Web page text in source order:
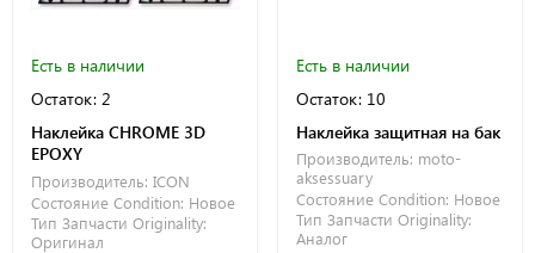
Есть в наличии
Остаток: 2
Наклейка CHROME 3D
EPOXY
Производитель: ICON
Состояние Condition: Новое
Тип Запчасти Originality:
Оригинал
Есть в наличии
Остаток: 10
Наклейка защитная на бак
Производитель: moto-
aksessuary
Состояние Condition: Новое
Тип Запчасти Originality:
Аналог